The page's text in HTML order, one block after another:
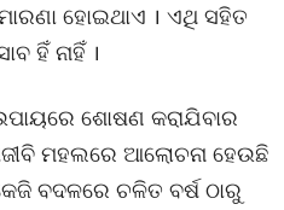
ହୋଇଥାଏ । ଏଥି ସହିତ
ହିଁ ନାହିଁ ।
ଶୋଷଣ କରାଯିବାର
ମହଲରେ ଆଲୋଚନା ହେଉଛି
ବଦଳରେ ଚଳିତ ବର୍ଷ ଠାରୁ